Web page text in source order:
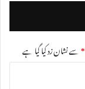
*سے نشان زد کیا گیا ہے